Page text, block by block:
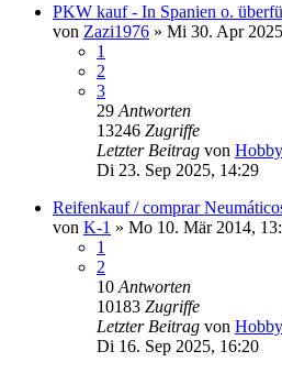
PKW kauf - In Spanien o.
von Zazi1976 » Mi 30. Apr
1
2
3
29 Antworten
13246 Zugriffe
Letzter Beitrag von
Di 23. Sep 2025, 14:29
Reifenkauf / comprar
von K-1 » Mo 10. Mär 2014,
1
2
10 Antworten
10183 Zugriffe
Letzter Beitrag von
Di 16. Sep 2025, 16:20